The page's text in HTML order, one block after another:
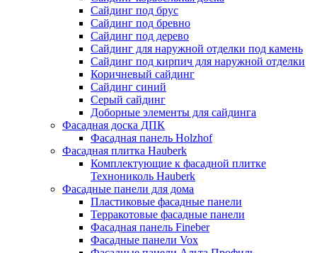
Сайдинг под брус
Сайдинг под бревно
Сайдинг под дерево
Сайдинг для наружной отделки под камень
Сайдинг под кирпич для наружной отделки
Коричневый сайдинг
Сайдинг синий
Серый сайдинг
Доборные элементы для сайдинга
Фасадная доска ДПК
Фасадная панель Holzhof
Фасадная плитка Hauberk
Комплектующие к фасадной плитке
Технониколь Hauberk
Фасадные панели для дома
Пластиковые фасадные панели
Терракотовые фасадные панели
Фасадная панель Fineber
Фасадные панели Vox